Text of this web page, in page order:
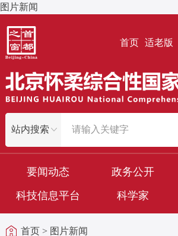
图片新闻
首页 适老版
要闻动态 政务公开
科技信息平台
科学家
首页> 图片新闻